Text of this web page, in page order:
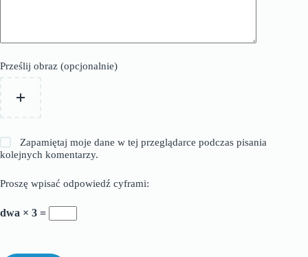
Prześlij obraz (opcjonalnie)
Zapamiętaj moje dane w tej przeglądarce podczas pisania
kolejnych komentarzy.
Proszę wpisać odpowiedź cyframi:
dwa × 3 =